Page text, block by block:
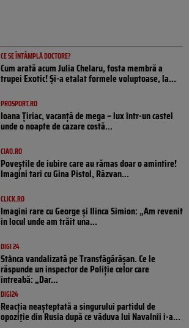
CE SE ÎNTÂMPLĂ DOCTORE?
Cum arată acum Julia Chelaru, fosta membră a
trupei Exotic! Și-a etalat formele voluptoase, la...
PROSPORT.RO
Ioana Țiriac, vacanță de mega – lux într-un castel
unde o noapte de cazare costă...
CIAO.RO
Poveştile de iubire care au rămas doar o amintire!
Imagini tari cu Gina Pistol, Răzvan...
CLICK.RO
Imagini rare cu George și Ilinca Simion: „Am revenit
în locul unde am trăit una...
DIGI 24
Stânca vandalizată pe Transfăgărășan. Ce le
răspunde un inspector de Poliție celor care
întreabă: „Dar...
DIGI24
Reacția neașteptată a singurului partidul de
opoziţie din Rusia după ce văduva lui Navalnîi i-a...